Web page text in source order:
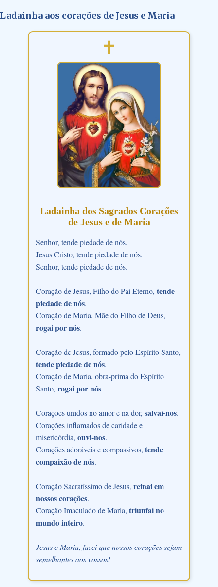
Ladainha aos corações de Jesus e Maria
Ladainha dos Sagrados Corações
de Jesus e de Maria
Senhor, tende piedade de nós.
Jesus Cristo, tende piedade de nós.
Senhor, tende piedade de nós.
Coração de Jesus, Filho do Pai Eterno, tende
piedade de nós.
Coração de Maria, Mãe do Filho de Deus,
rogai por nós.
Coração de Jesus, formado pelo Espírito Santo,
tende piedade de nós.
Coração de Maria, obra-prima do Espírito
Santo, rogai por nós.
Corações unidos no amor e na dor, salvai-nos.
Corações inflamados de caridade e
misericórdia, ouvi-nos.
Corações adoráveis e compassivos, tende
compaixão de nós.
Coração Sacratíssimo de Jesus, reinai em
nossos corações.
Coração Imaculado de Maria, triunfai no
mundo inteiro.
Jesus e Maria, fazei que nossos corações sejam
semelhantes aos vossos!